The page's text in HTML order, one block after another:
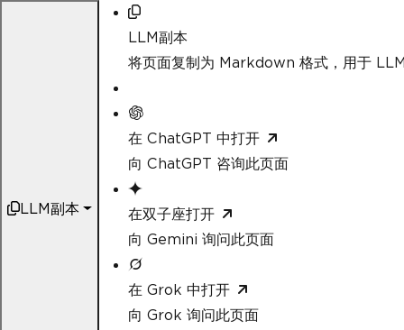
LLM副本
LLM副本
将页面复制为 Markdown 格式，用于
在 ChatGPT 中打开
向 ChatGPT 咨询此页面
在双子座打开
向 Gemini 询问此页面
在 Grok 中打开
向 Grok 询问此页面